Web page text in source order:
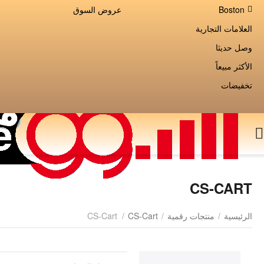
Boston
عروض السوق
العلامات التجارية
وصل حديثا
الأكثر مبيعاً
تخفيضات
CS-CART
الرئيسية / منتجات رقمية /
CS-Cart
/
CS-Cart